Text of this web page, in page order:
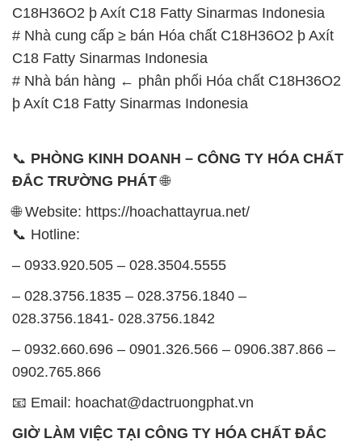
C18H36O2 þ Axít C18 Fatty Sinarmas Indonesia
# Nhà cung cấp ≥ bán Hóa chất C18H36O2 þ Axít
C18 Fatty Sinarmas Indonesia
# Nhà bán hàng ← phân phối Hóa chất C18H36O2
þ Axít C18 Fatty Sinarmas Indonesia
📞 PHÒNG KINH DOANH – CÔNG TY HÓA CHẤT
ĐẮC TRƯỜNG PHÁT🌐
🌐 Website: https://hoachattayrua.net/
📞 Hotline:
– 0933.920.505 – 028.3504.5555
– 028.3756.1835 – 028.3756.1840 –
028.3756.1841- 028.3756.1842
– 0932.660.696 – 0901.326.566 – 0906.387.866 –
0902.765.866
📧 Email: hoachat@dactruongphat.vn
GIỜ LÀM VIỆC TẠI CÔNG TY HÓA CHẤT ĐẮC